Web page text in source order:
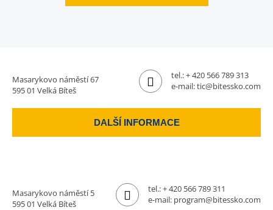
Masarykovo náměstí 67
595 01 Velká Bíteš
tel.:+ 420 566 789 313
e-mail:tic@bitessko.com
DALŠÍ INFORMACE
Masarykovo náměstí 5
595 01 Velká Bíteš
tel.:+ 420 566 789 311
e-mail: program@bitessko.com